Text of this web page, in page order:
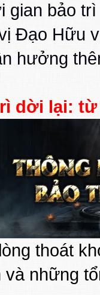
gian bảo
Đạo Hữu
hưởng
dời lại: từ
thoát
và những